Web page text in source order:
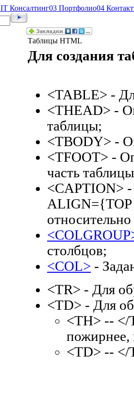
IT Консалтинг03 Портфолио04
Таблицы HTML
Для создания
<TABLE> -
<THEAD> -
таблицы;
<TBODY> -
<TFOOT> -
часть
<CAPTION>
ALIGN={TOP
столбцов;
<COL> -
<TR> - Для
<TD> - Для
<TH> -- </
пожирнее,
<TD> --